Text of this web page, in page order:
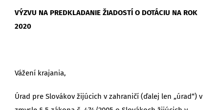
VÝZVU NA PREDKLADANIE ŽIADOSTÍ O DOTÁCIU NA ROK
2020
Vážení krajania,
Úrad pre Slovákov žijúcich v zahraničí (ďalej len „úrad“) v